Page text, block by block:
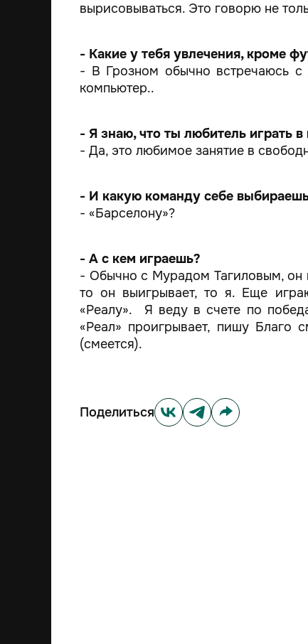
вырисовываться. Это говорю не
- Какие у тебя увлечения, кроме
- В Грозном обычно встречаюсь с
компьютер..
- Я знаю, что ты любитель играть
- Да, это любимое занятие в
- И какую команду себе
- «Барселону»?
- А с кем играешь?
- Обычно с Мурадом Тагиловым, он
то он выигрывает, то я. Еще
«Реалу». Я веду в счете по
«Реал» проигрывает, пишу Благо
(смеется).
Поделиться